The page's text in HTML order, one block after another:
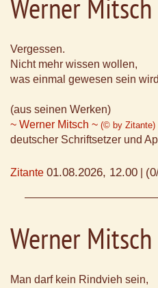
Werner Mitsch
Vergessen.
Nicht mehr wissen wollen,
was einmal gewesen sein
(aus seinen Werken)
~ Werner Mitsch ~ (© by Zitante)
deutscher Schriftsetzer und
Zitante 01.08.2026, 12.00
Werner Mitsch
Man darf kein Rindvieh sein,